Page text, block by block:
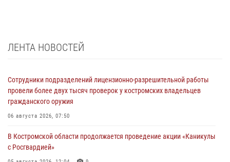
ЛЕНТА НОВОСТЕЙ
Сотрудники подразделений лицензионно-разрешительной работы
провели более двух тысяч проверок у костромских владельцев
гражданского оружия
06 августа 2026, 07:50
В Костромской области продолжается проведение акции «Каникулы
с Росгвардией»